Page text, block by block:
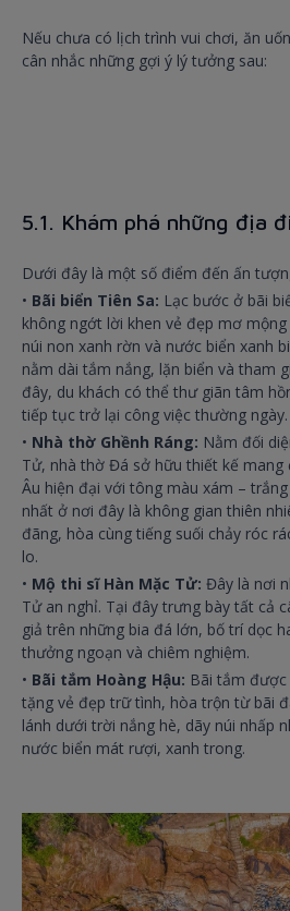
Nếu chưa có lịch trình vui chơi, ăn
cân nhắc những gợi ý lý tưởng sau:
5.1. Khám phá những địa
Dưới đây là một số điểm đến ấn
• Bãi biển Tiên Sa: Lạc bước ở bãi
không ngớt lời khen vẻ đẹp mơ
núi non xanh rờn và nước biển xanh
nằm dài tắm nắng, lặn biển và tham
đây, du khách có thể thư giãn tâm
tiếp tục trở lại công việc thường ngày.
• Nhà thờ Ghềnh Ráng: Nằm đối
Tử, nhà thờ Đá sở hữu thiết kế mang
Âu hiện đại với tông màu xám –
nhất ở nơi đây là không gian thiên
đãng, hòa cùng tiếng suối chảy róc
lo.
• Mộ thi sĩ Hàn Mặc Tử: Đây là nơi
Tử an nghỉ. Tại đây trưng bày tất cả
giả trên những bia đá lớn, bố trí dọc
thưởng ngoạn và chiêm nghiệm.
• Bãi tắm Hoàng Hậu: Bãi tắm
tặng vẻ đẹp trữ tình, hòa trộn từ bãi
lánh dưới trời nắng hè, dãy núi nhấp
nước biển mát rượi, xanh trong.